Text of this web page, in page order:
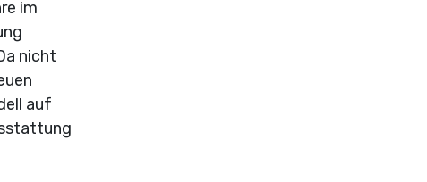
im
nicht
auf